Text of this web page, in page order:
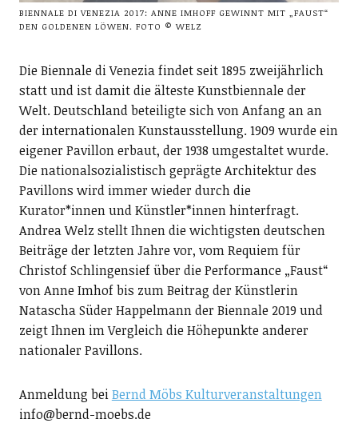
BIENNALE DI VENEZIA 2017: ANNE IMHOFF GEWINNT MIT „FAUST“
DEN GOLDENEN LÖWEN. FOTO © WELZ
Die Biennale di Venezia findet seit 1895 zweijährlich
statt und ist damit die älteste Kunstbiennale der
Welt. Deutschland beteiligte sich von Anfang an an
der internationalen Kunstausstellung. 1909 wurde ein
eigener Pavillon erbaut, der 1938 umgestaltet wurde.
Die nationalsozialistisch geprägte Architektur des
Pavillons wird immer wieder durch die
Kurator*innen und Künstler*innen hinterfragt.
Andrea Welz stellt Ihnen die wichtigsten deutschen
Beiträge der letzten Jahre vor, vom Requiem für
Christof Schlingensief über die Performance „Faust“
von Anne Imhof bis zum Beitrag der Künstlerin
Natascha Süder Happelmann der Biennale 2019 und
zeigt Ihnen im Vergleich die Höhepunkte anderer
nationaler Pavillons.
Anmeldung beiBernd Möbs Kulturveranstaltungen
info@bernd-moebs.de